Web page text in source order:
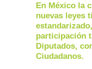
En México la
nuevas leyes
participación
Diputados,
Ciudadanos.